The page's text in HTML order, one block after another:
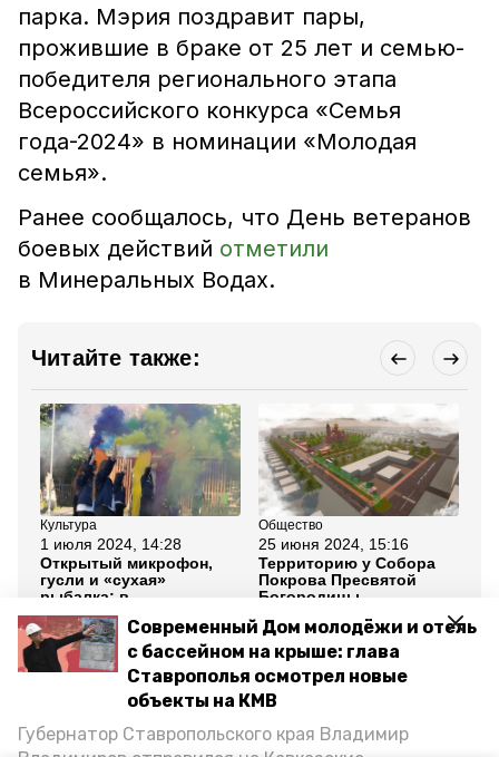
Современный Дом молодёжи и отель
с бассейном на крыше: глава
Ставрополья осмотрел новые
объекты на КМВ
Губернатор Ставропольского края Владимир
парка. Мэрия поздравит пары,
прожившие в браке от 25 лет и семью-
победителя регионального этапа
Всероссийского конкурса «Семья
года-2024» в номинации «Молодая
семья».
Ранее сообщалось, что День ветеранов
боевых действий отметили
в Минеральных Водах.
Читайте также:
Культура
1 июля 2024, 14:28
Открытый микрофон,
гусли и «сухая»
рыбалка: в
Минеральных Водах
отметили День
молодёжи
Общество
25 июня 2024, 15:16
Территорию у Собора
Покрова Пресвятой
Богородицы
Минводах
Все новости